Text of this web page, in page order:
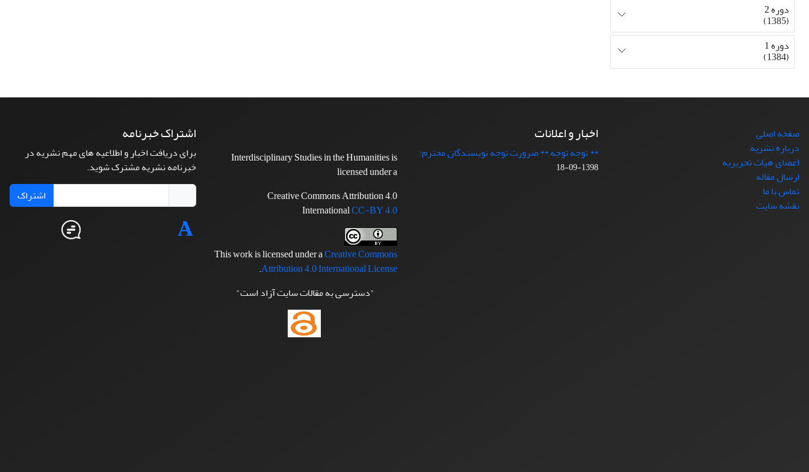
دوره 2
(1385)
دوره 1
(1384)
صفحه اصلی
درباره نشریه
اعضای هیات تحریریه
ارسال مقاله
تماس با ما
نقشه سایت
اخبار و اعلانات
** توجه توجه ** ضرورت توجه نویسندگان محترم:
1398-09-18
Interdisciplinary Studies in the Humanities is
licensed under a
Creative Commons Attribution 4.0
InternationalCC-BY 4.0
This work is licensed under aCreative Commons
Attribution 4.0 International License
.
"دسترسی به مقالات سایت آزاد است"
اشتراک خبرنامه
برای دریافت اخبار و اطلاعیه های مهم نشریه در
خبرنامه نشریه مشترک شوید.
اشتراک